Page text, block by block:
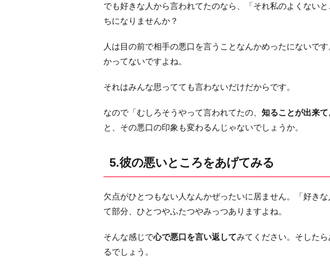
い
人
っ
て
る
と
が
き
て
か
た」
と
でも好きな人から言われてたのなら、「それ私のよくない
ちになりませんか？
人は目の前で相手の悪口を言うことなんかめったにないで
かってないですよね。
それはみんな思ってても言わないだけだからです。
なので「むしろそうやって言われてたの、 知ることが出来て
と、その悪口の印象も変わるんじゃないでしょうか。
5.彼の悪いところをあげてみる
欠点がひとつもない人なんかぜったいに居ません。「好き
て部分、ひとつやふたつやみっつありますよね。
そんな感じで心で悪口を言い返してみてください。そした
るでしょう。